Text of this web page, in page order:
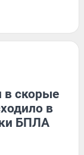
в скорые
в
БПЛА